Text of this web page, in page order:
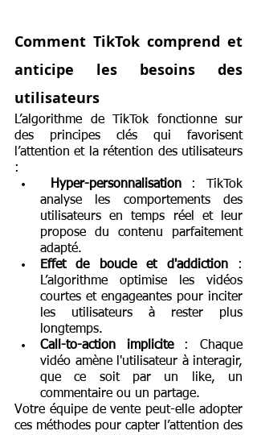
Comment TikTok comprend et
anticipe les besoins des
utilisateurs
L’algorithme de TikTok fonctionne sur
des principes clés qui favorisent
l’attention et la rétention des utilisateurs
:
Hyper-personnalisation : TikTok
analyse les comportements des
utilisateurs en temps réel et leur
propose du contenu parfaitement
adapté.
Effet de boucle et d'addiction :
L’algorithme optimise les vidéos
courtes et engageantes pour inciter
les utilisateurs à rester plus
longtemps.
Call-to-action implicite : Chaque
vidéo amène l'utilisateur à interagir,
que ce soit par un like, un
commentaire ou un partage.
Votre équipe de vente peut-elle adopter
ces méthodes pour capter l’attention des